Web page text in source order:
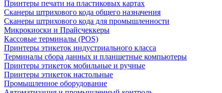
Принтеры печати на пластиковых картах
Сканеры штрихового кода общего назначения
Сканеры штрихового кода для промышленности
Микрокиоски и Прайсчеккеры
Кассовые терминалы (POS)
Принтеры этикеток индустриального класса
Терминалы сбора данных и планшетные компьютеры
Принтеры этикеток мобильные и ручные
Принтеры этикеток настольные
Промышленное оборудование